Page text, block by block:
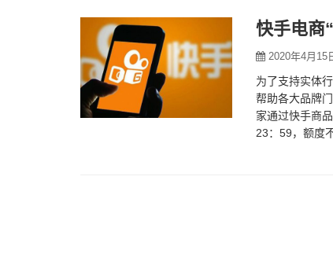
快手电商
2020年4月15
为了支持实体
帮助各大品牌
家通过快手商
23：59，额度